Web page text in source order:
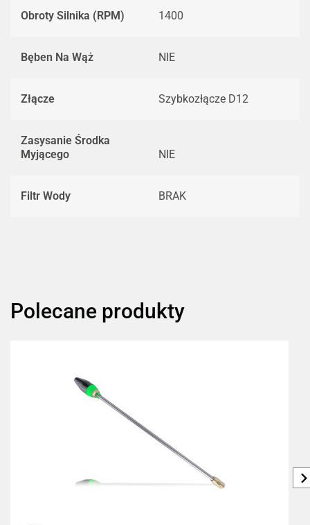
Obroty Silnika (RPM) 1400
Bęben Na Wąż NIE
Złącze Szybkozłącze D12
Zasysanie Środka
Myjącego
NIE
Filtr Wody BRAK
Polecane produkty